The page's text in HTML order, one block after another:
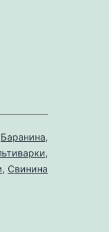
Баранина,
,
, Свинина